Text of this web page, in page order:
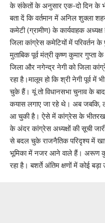
के संकेतों के अनुसार एक-दो दिन के
बता दें कि वर्तमान में अनिल शुक्ला
कमेटी (ग्रामीण) के कार्यवाहक
जिला कांग्रेस कमेटियों में
मुताबिक पूर्व मंत्री कृष्ण कुमार
जिला और नगेन्द्र नेगी को जिला
रहा है।मालूम हो कि श्री नेगी पूर्व
चुके हैं। यूं तो विधानसभा चुनाव के
कयास लगाए जा रहे थे। अब जबकि,
आ चुकी है। ऐसे में कांग्रेस के
के अंदर कांग्रेस अध्यक्षों की सूची
से बदल चुके राजनैतिक परिदृश्य में
भूमिका में नजर आने वाले हैं। अरूण
रहा है। बशर्ते अंतिम क्षणों में कोई